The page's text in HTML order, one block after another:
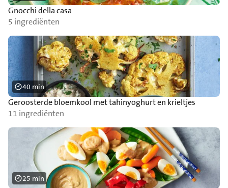
Gnocchi della casa
5 ingrediënten
Geroosterde bloemkool met tahinyoghurt en krieltjes
11 ingrediënten
40 min
25 min